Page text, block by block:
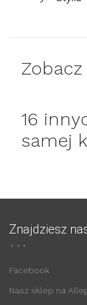
16
samej
Znajdziesz
Facebook
Nasz sklep na